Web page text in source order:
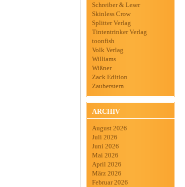
Schreiber & Leser
Skinless Crow
Splitter Verlag
Tintentrinker Verlag
toonfish
Volk Verlag
Williams
Wißner
Zack Edition
Zauberstern
ARCHIV
August 2026
Juli 2026
Juni 2026
Mai 2026
April 2026
März 2026
Februar 2026